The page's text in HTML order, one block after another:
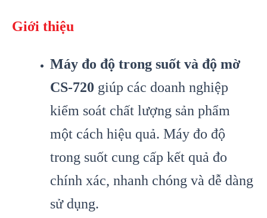
Giới thiệu
Máy đo độ trong suốt và độ mờ
CS-720 giúp các doanh nghiệp
kiểm soát chất lượng sản phẩm
một cách hiệu quả. Máy đo độ
trong suốt cung cấp kết quả đo
chính xác, nhanh chóng và dễ dàng
sử dụng.